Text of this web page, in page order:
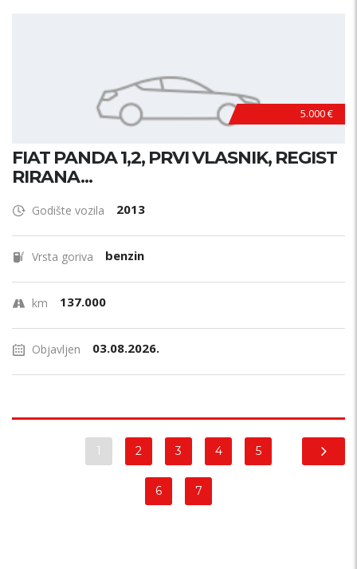
5.000 €
FIAT PANDA 1,2, PRVI VLASNIK, REGIST
RIRANA...
Godište vozila 2013
Vrsta goriva benzin
km 137.000
Objavljen 03.08.2026.
1 2 3 4 5
6 7